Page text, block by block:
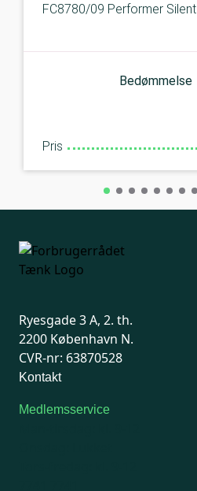
FC8780/09 Performer Silent
Bedømmelse
Pris
Ryesgade 3 A, 2. th.
2200 København N.
CVR-nr: 63870528
Kontakt
Medlemsservice